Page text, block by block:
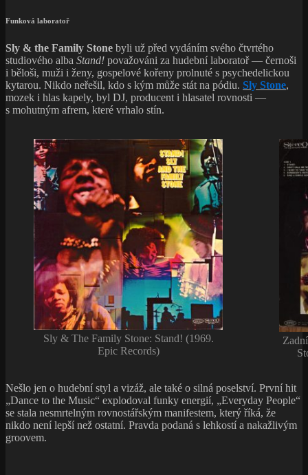
Funková laboratoř
Sly & the Family Stone byli už před vydáním svého čtvrtého
studiového alba Stand! považováni za hudební laboratoř — černoši
i běloši, muži i ženy, gospelové kořeny prolnuté s psychedelickou
kytarou. Nikdo neřešil, kdo s kým může stát na pódiu. Sly Stone,
mozek i hlas kapely, byl DJ, producent i hlasatel rovnosti —
s mohutným afrem, které vrhalo stín.
Sly & The Family Stone: Stand! (1969.
Epic Records)
Nešlo jen o hudební styl a vizáž, ale také o silná poselství. První hit
„Dance to the Music“ explodoval funky energií, „Everyday People“
se stala nesmrtelným rovnostářským manifestem, který říká, že
nikdo není lepší než ostatní. Pravda podaná s lehkostí a nakažlivým
groovem.